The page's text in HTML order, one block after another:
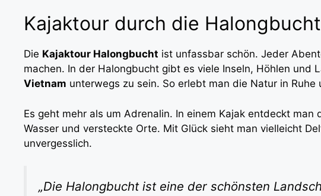
Kajaktour durch die Halongbucht
Die Kajaktour Halongbucht ist unfassbar schön. Jeder
machen. In der Halongbucht gibt es viele Inseln, Höhlen und
Vietnam unterwegs zu sein. So erlebt man die Natur in Ruhe
Es geht mehr als um Adrenalin. In einem Kajak entdeckt man
Wasser und versteckte Orte. Mit Glück sieht man vielleicht
unvergesslich.
„Die Halongbucht ist eine der schönsten